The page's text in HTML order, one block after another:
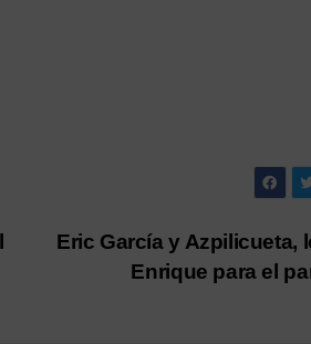
Eric García y Azpilicueta,
Enrique para el